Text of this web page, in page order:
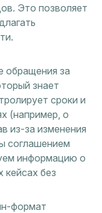
Это позволяет
обращения за
знает
сроки и
(например, о
из-за изменения
соглашением
информацию о
кейсах без
формат